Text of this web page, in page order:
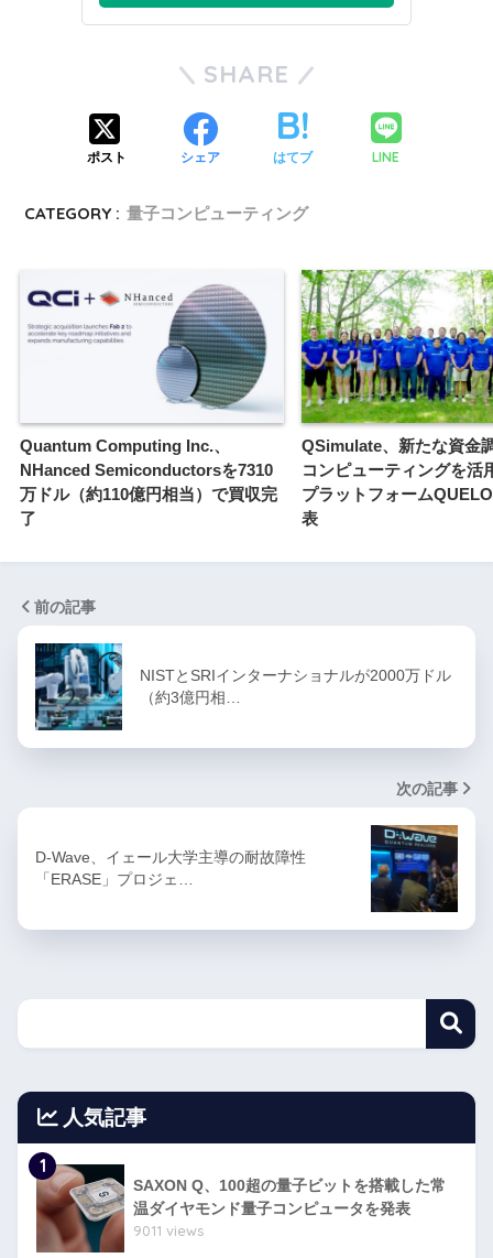
SHARE
ポスト シェア はてブ LINE
CATEGORY : 量子コンピューティング
Quantum Computing Inc.、
NHanced Semiconductorsを7310
万ドル（約110億円相当）で買収完
了
QSimulate、新たな資金
コンピューティングを活
プラットフォーム
表
前の記事
NISTとSRIインターナショナルが2000万ドル
（約3億円相…
次の記事
D-Wave、イェール大学主導の耐故障性
「ERASE」プロジェ…
人気記事
1
SAXON Q、100超の量子ビットを搭載した常
温ダイヤモンド量子コンピュータを発表
9011 views